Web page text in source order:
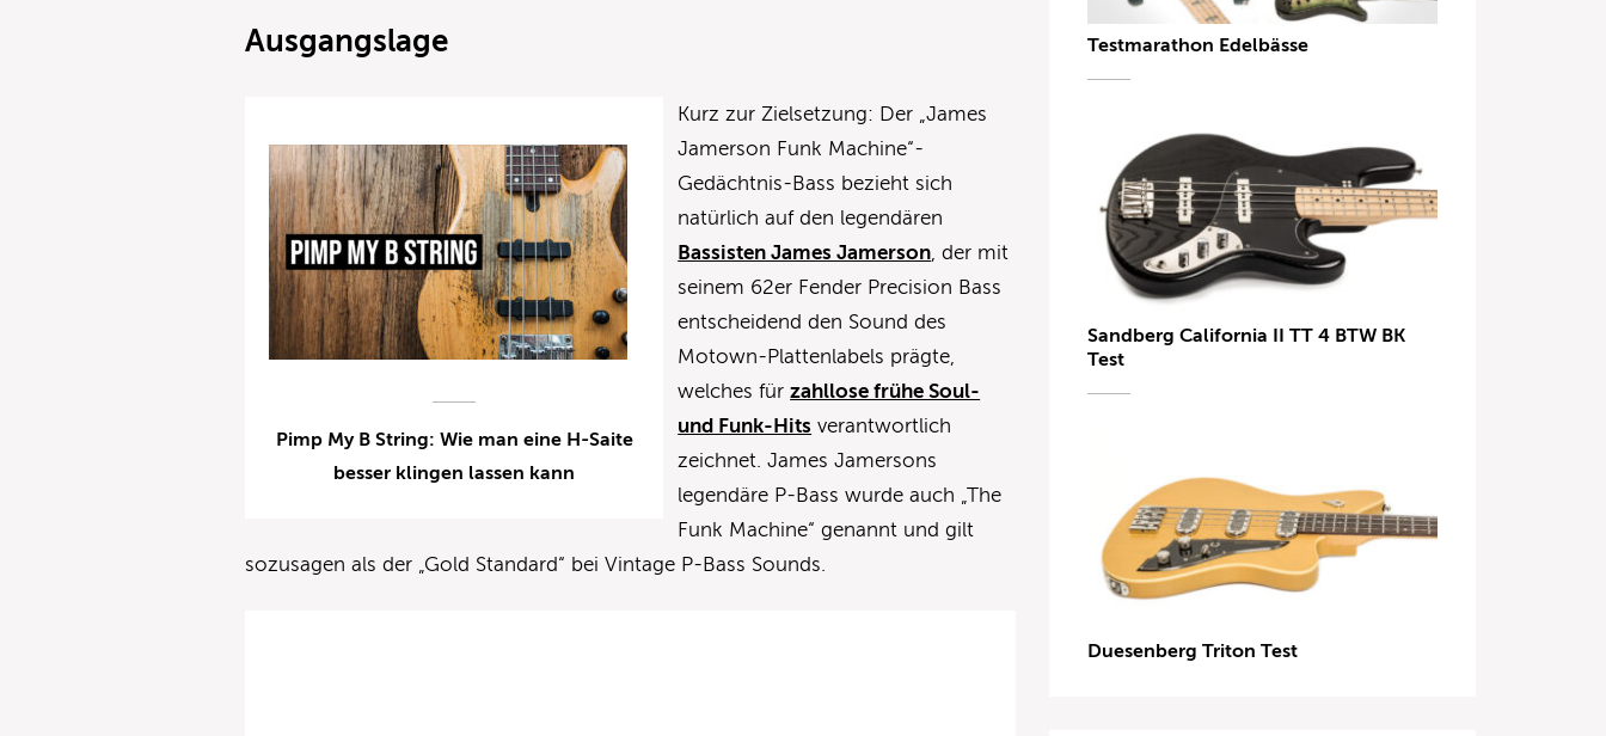
Ausgangslage
Pimp My B String: Wie man eine H-Saite
besser klingen lassen kann
Kurz zur Zielsetzung: Der „James
Jamerson Funk Machine“-
Gedächtnis-Bass bezieht sich
natürlich auf den legendären
Bassisten James Jamerson , der mit
seinem 62er Fender Precision Bass
entscheidend den Sound des
Motown-Plattenlabels prägte,
welches fürzahllose frühe Soul-
und Funk-Hits verantwortlich
zeichnet. James Jamersons
legendäre P-Bass wurde auch „The
Funk Machine“ genannt und gilt
sozusagen als der „Gold Standard“ bei Vintage P-Bass Sounds.
Testmarathon Edelbässe
Sandberg California II TT 4 BTW BK
Test
Duesenberg Triton Test